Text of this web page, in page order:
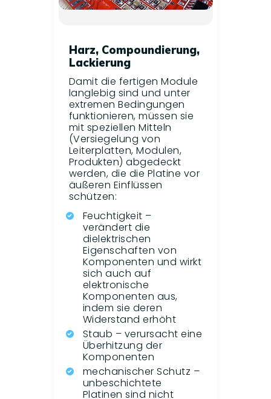
Harz, Compoundierung,
Lackierung
Damit die fertigen Module
langlebig sind und unter
extremen Bedingungen
funktionieren, müssen sie
mit speziellen Mitteln
(Versiegelung von
Leiterplatten, Modulen,
Produkten) abgedeckt
werden, die die Platine vor
äußeren Einflüssen
schützen:
Feuchtigkeit –
verändert die
dielektrischen
Eigenschaften von
Komponenten und wirkt
sich auch auf
elektronische
Komponenten aus,
indem sie deren
Widerstand erhöht
Staub – verursacht eine
Überhitzung der
Komponenten
mechanischer Schutz –
unbeschichtete
Platinen sind nicht